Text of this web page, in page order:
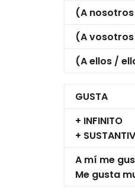
(A
(A
(A ellos /
GUSTA
+ INFINITO
+
A mí me
Me gusta